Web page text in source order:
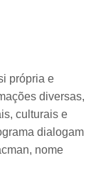
própria e
diversas,
culturais e
dialogam
nome